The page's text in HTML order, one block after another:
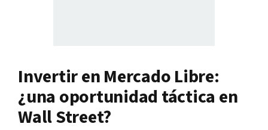
Invertir en Mercado Libre:
¿una oportunidad táctica en
Wall Street?